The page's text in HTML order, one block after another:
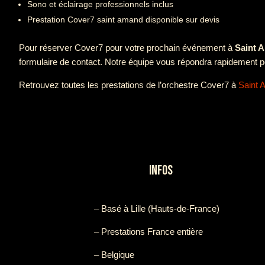
Sono et éclairage professionnels inclus
Prestation Cover7 saint amand disponible sur devis
Pour réserver Cover7 pour votre prochain événement à Saint
formulaire de contact. Notre équipe vous répondra rapidement
Retrouvez toutes les prestations de l’orchestre Cover7 à Saint
INFOS
– Basé à Lille (Hauts-de-France)
– Prestations France entière
– Belgique